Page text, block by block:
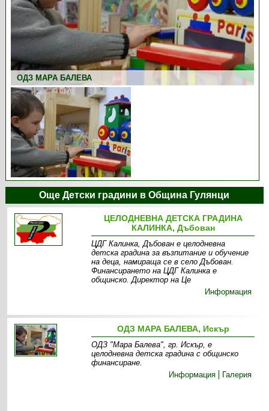
ОДЗ МАРА БАЛЕВА
Още Детски градини в Община Гулянци
ЦЕЛОДНЕВНА ДЕТСКА ГРАДИНА
КАЛИНКА, Дъбован
ЦДГ Калинка, Дъбован е целодневна
детска градина за възпитание и обучение
на деца, намираща се в село Дъбован.
Финансирането на ЦДГ Калинка е
общинско. Директор на Це
Информация
ОДЗ МАРА БАЛЕВА, Искър
ОДЗ "Мара Балева", гр. Искър, е
целодневна детска градина с общинско
финансиране.
Информация
Галерия